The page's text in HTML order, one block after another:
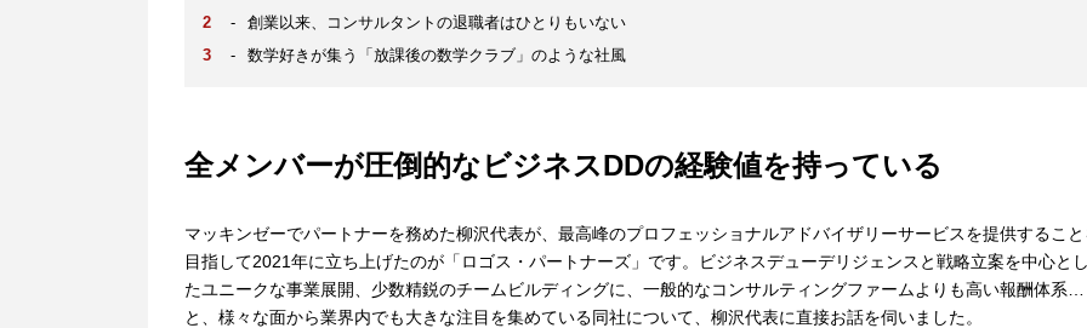
-
創業以来、コンサルタントの退職者はひとりもいない
-
数学好きが集う「放課後の数学クラブ」のような社風
全メンバーが圧倒的なビジネスDDの経験値を持っている
マッキンゼーでパートナーを務めた柳沢代表が、最高峰のプロフェッショナルアドバイザリーサービスを提供すること
目指して2021年に立ち上げたのが「ロゴス・パートナーズ」です。ビジネスデューデリジェンスと戦略立案を中心とし
たユニークな事業展開、少数精鋭のチームビルディングに、一般的なコンサルティングファームよりも高い報酬体系…
と、様々な面から業界内でも大きな注目を集めている同社について、柳沢代表に直接お話を伺いました。